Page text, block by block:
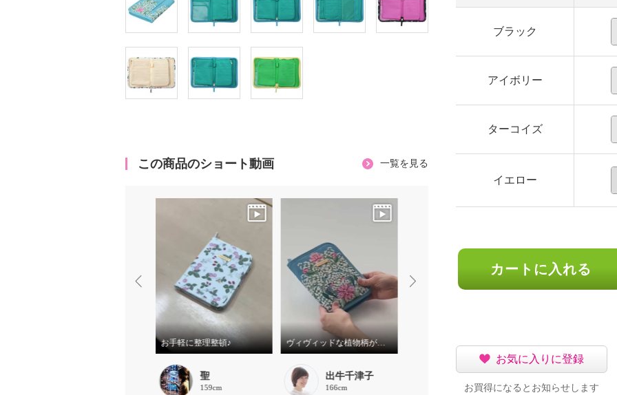
この商品のショート動画 一覧を見る
お手軽に整理整頓♪
聖
159cm
ヴィヴィッドな植物柄がエレガント！お薬手帳も入るマルチケース
出牛千津子
166cm
出牛千津子
166cm
聖
159cm
ブラック
アイボリー
ターコイズ
イエロー
カートに入れる
お気に入りに登録
お買得になるとお知らせします